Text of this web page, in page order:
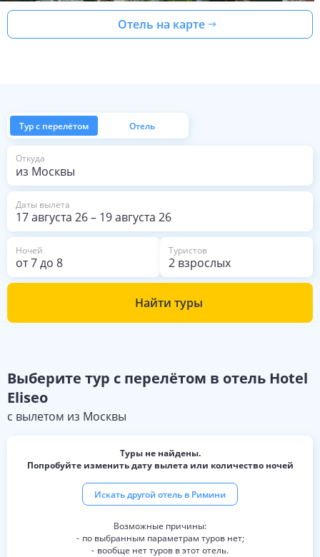
Отель на карте
Тур с перелётом Отель
Откуда
из Москвы
Даты вылета
17 августа 26– 19 августа 26
Ночей
от7до 8
Туристов
2 взрослых
Найти туры
Выберите тур с перелётом в отель Hotel
Eliseo
с вылетом из Москвы
Туры не найдены.
Попробуйте изменить дату вылета или количество ночей
Искать другой отель в Римини
по выбранным параметрам туров нет;
вообще нет туров в этот отель.